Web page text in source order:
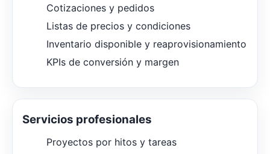
Cotizaciones y pedidos
Listas de precios y condiciones
Inventario disponible y reaprovisionamiento
KPIs de conversión y margen
Servicios profesionales
Proyectos por hitos y tareas